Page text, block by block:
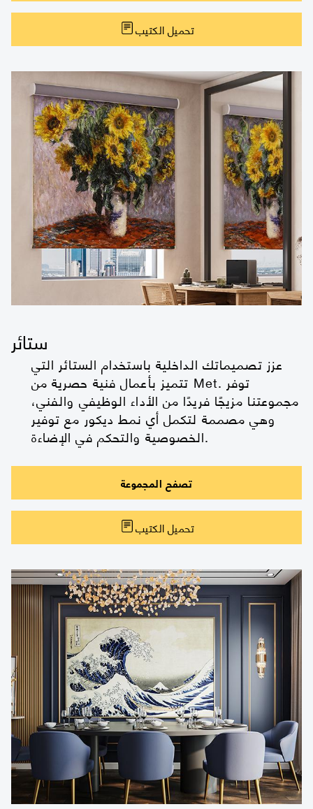
تحميل الكتيب
ستائر
عزز تصميماتك الداخلية باستخدام الستائر التي
تتميز بأعمال فنية حصرية من Met. توفر
مجموعتنا مزيجًا فريدًا من الأداء الوظيفي والفني،
وهي مصممة لتكمل أي نمط ديكور مع توفير
الخصوصية والتحكم في الإضاءة.
تصفح المجموعة
تحميل الكتيب